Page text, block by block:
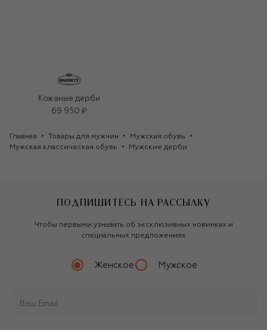
Кожаные дерби
69 950 ₽
Главная Товары для мужчин
Мужская обувь
Мужская классическая обувь
Мужские дерби
ПОДПИШИТЕСЬ НА РАССЫЛКУ
Чтобы первыми узнавать об эксклюзивных новинках и
специальных предложениях
Женское Мужское